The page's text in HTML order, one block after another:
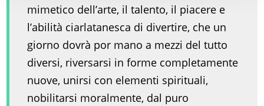
mimetico dell’arte, il talento, il piacere e
l’abilità ciarlatanesca di divertire, che un
giorno dovrà por mano a mezzi del tutto
diversi, riversarsi in forme completamente
nuove, unirsi con elementi spirituali,
nobilitarsi moralmente, dal puro